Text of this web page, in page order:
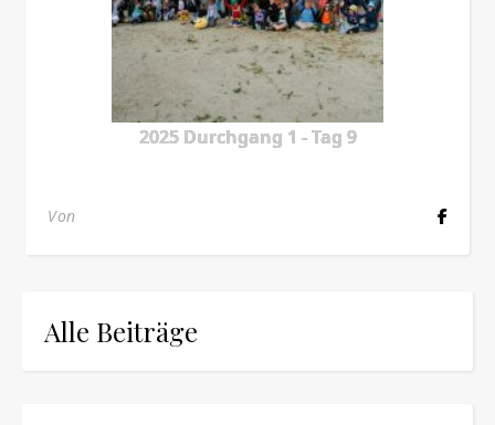
2025 Durchgang 1 - Tag 9
Von
Alle Beiträge